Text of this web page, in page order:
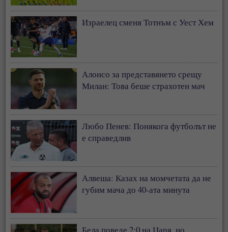
Израелец сменя Тотнъм с Уест Хем
Алонсо за представянето срещу
Милан: Това беше страхотен мач
Любо Пенев: Понякога футболът не
е справедлив
Алвеша: Казах на момчетата да не
губим мача до 40-ата минута